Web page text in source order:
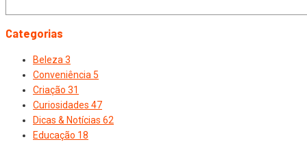
Categorias
Beleza3
Conveniência5
Criação 31
Curiosidades 47
Dicas & Notícias 62
Educação 18